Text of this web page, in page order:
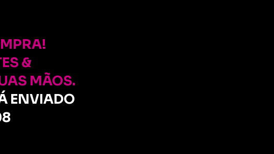
&
MÃOS.
ENVIADO